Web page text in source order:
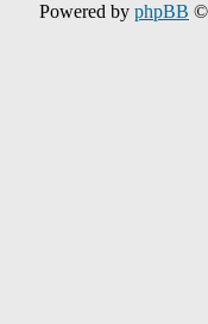
Powered by phpBB ©